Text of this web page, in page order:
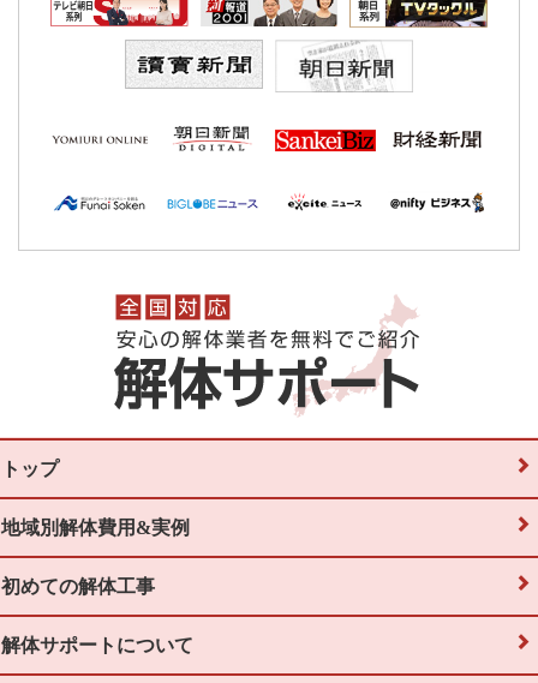
トップ
地域別解体費用&実例
初めての解体工事
解体サポートについて